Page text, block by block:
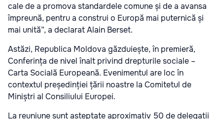
cale de a promova standardele comune și de a avansa
împreună, pentru a construi o Europă mai puternică și
mai unită”, a declarat Alain Berset.
Astăzi, Republica Moldova găzduiește, în premieră,
Conferința de nivel înalt privind drepturile sociale –
Carta Socială Europeană. Evenimentul are loc în
contextul președinției țării noastre la Comitetul de
Miniștri al Consiliului Europei.
La reuniune sunt așteptate aproximativ 50 de delegații